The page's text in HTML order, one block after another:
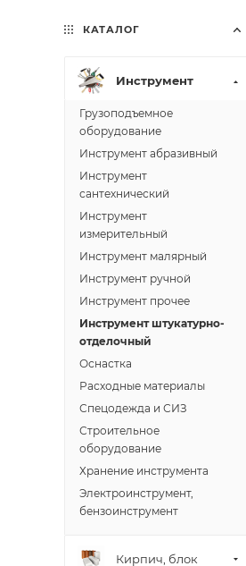
КАТАЛОГ
Инструмент
Грузоподъемное
оборудование
Инструмент абразивный
Инструмент
сантехнический
Инструмент
измерительный
Инструмент малярный
Инструмент ручной
Инструмент прочее
Инструмент штукатурно-
отделочный
Оснастка
Расходные материалы
Спецодежда и СИЗ
Строительное
оборудование
Хранение инструмента
Электроинструмент,
бензоинструмент
Кирпич, блок